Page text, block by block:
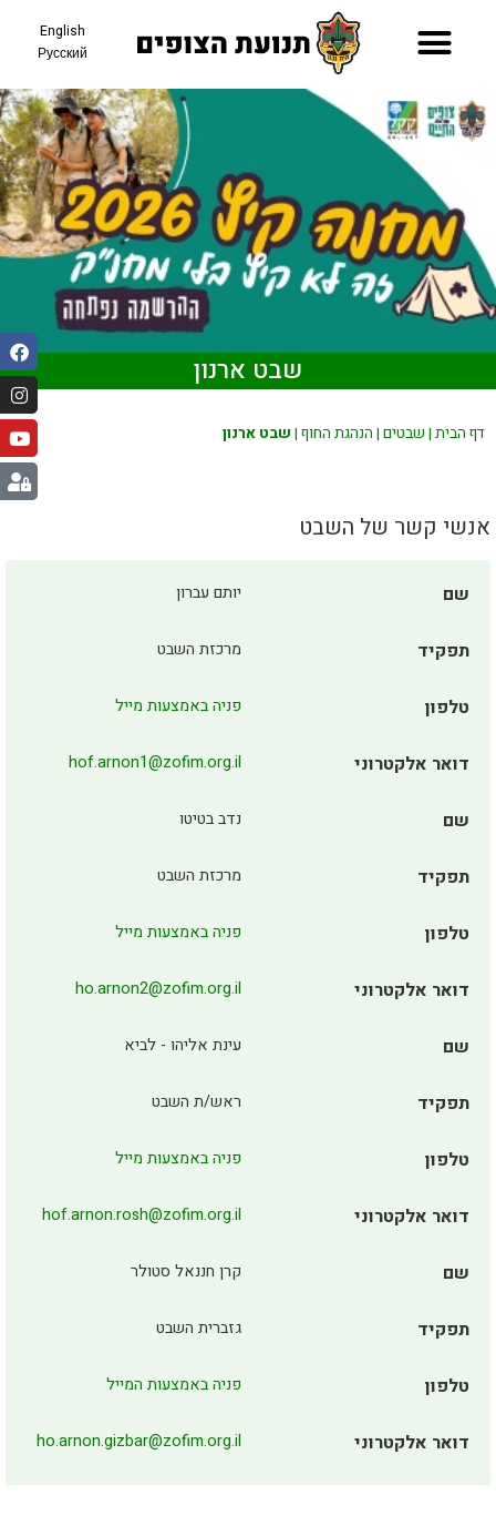
English
Русский
שבט ארנון
דף הבית | שבטים | הנהגת החוף | שבט ארנון
אנשי קשר של השבט
שם יותם עברון
תפקיד מרכזת השבט
טלפון פניה באמצעות מייל
דואר אלקטרוני hof.arnon1@zofim.org.il
שם נדב בטיטו
תפקיד מרכזת השבט
טלפון פניה באמצעות מייל
דואר אלקטרוני ho.arnon2@zofim.org.il
שם עינת אליהו - לביא
תפקיד ראש/ת השבט
טלפון פניה באמצעות מייל
דואר אלקטרוני hof.arnon.rosh@zofim.org.il
שם קרן חננאל סטולר
תפקיד גזברית השבט
טלפון פניה באמצעות המייל
דואר אלקטרוני ho.arnon.gizbar@zofim.org.il